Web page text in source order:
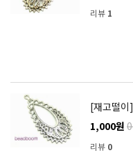
리뷰 1
[재고떨이
1,000원
리뷰 0